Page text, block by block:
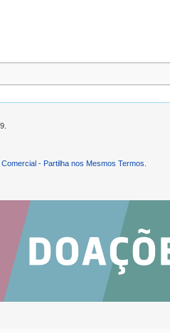
- Partilha nos Mesmos Termos